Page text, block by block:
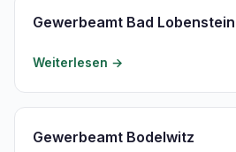
Gewerbeamt Bad Lobenstein
Weiterlesen →
Gewerbeamt Bodelwitz